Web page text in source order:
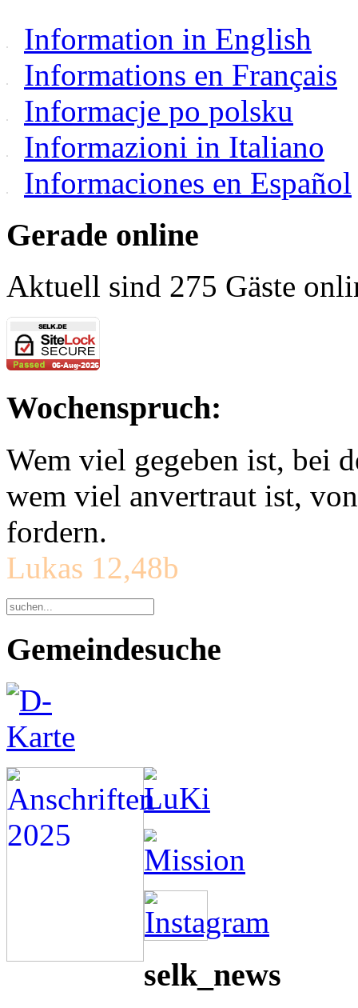
Information in English
Informations en Français
Informacje po polsku
Informazioni in Italiano
Informaciones en Español
Gerade online
Aktuell sind 275 Gäste
Wochenspruch:
Wem viel gegeben ist, bei
wem viel anvertraut ist,
fordern.
Lukas 12,48b
Gemeindesuche
selk_news